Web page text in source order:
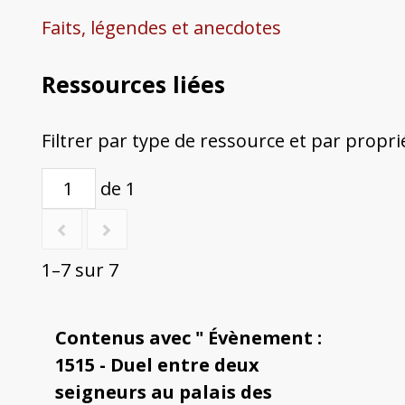
Faits, légendes et anecdotes
Ressources liées
Filtrer par type de ressource et par
de 1
1–7 sur 7
Contenus avec " Évènement :
1515 - Duel entre deux
seigneurs au palais des